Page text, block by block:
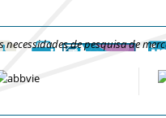
de pesquisa de